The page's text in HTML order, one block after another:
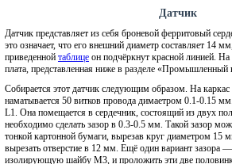
Датчик
Датчик представляет из себя броневой ферритовый
это означает, что его внешний диаметр составляет 14
приведенной таблице он подчёркнут красной линией. На
плата, представленная ниже в разделе «Промышленный
Собирается этот датчик следующим образом. На каркас
наматывается 50 витков провода димаетром 0.1-0.15
L1. Она помещается в сердечник, состоящий из двух
необходимо сделать зазор в 0.3-0.5 мм. Такой зазор
тонкой картонной бумаги, вырезав круг диаметром 15
вырезать отверстие в 12 мм. Ещё один вариант зазора
изолирующую шайбу M3, и проложить эти две